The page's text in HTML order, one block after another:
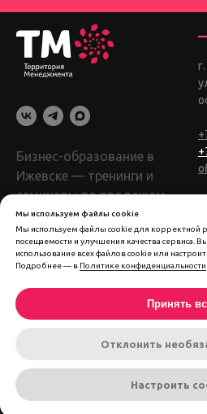
Бизнес-образование в
Ижевске — тренинги и
семинары по продажам
и управлению.
© 2024 Территория
Менеджмента
Политика
Пользовательское соглашение
персональных данных
Мы используем файлы cookie
Мы используем файлы cookie для корректной
посещаемости и улучшения качества сервиса.
использование всех файлов cookie или
Подробнее — в Политике конфиденциальности
Принять
Отклонить
Настроить